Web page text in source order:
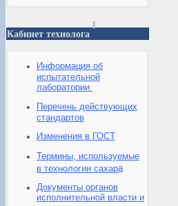
Кабинет технолога
Информация об
испытательной
лаборатории
Перечень действующих
стандартов
Изменения в ГОСТ
Термины, используемые
в технологии сахара
Документы органов
исполнительной власти и